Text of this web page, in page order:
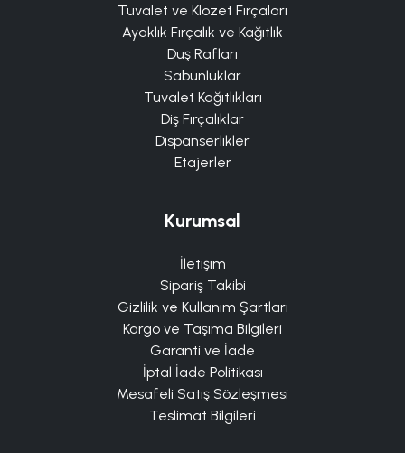
Tuvalet ve Klozet Fırçaları
Ayaklık Fırçalık ve Kağıtlık
Duş Rafları
Sabunluklar
Tuvalet Kağıtlıkları
Diş Fırçalıklar
Dispanserlikler
Etajerler
Kurumsal
İletişim
Sipariş Takibi
Gizlilik ve Kullanım Şartları
Kargo ve Taşıma Bilgileri
Garanti ve İade
İptal İade Politikası
Mesafeli Satış Sözleşmesi
Teslimat Bilgileri